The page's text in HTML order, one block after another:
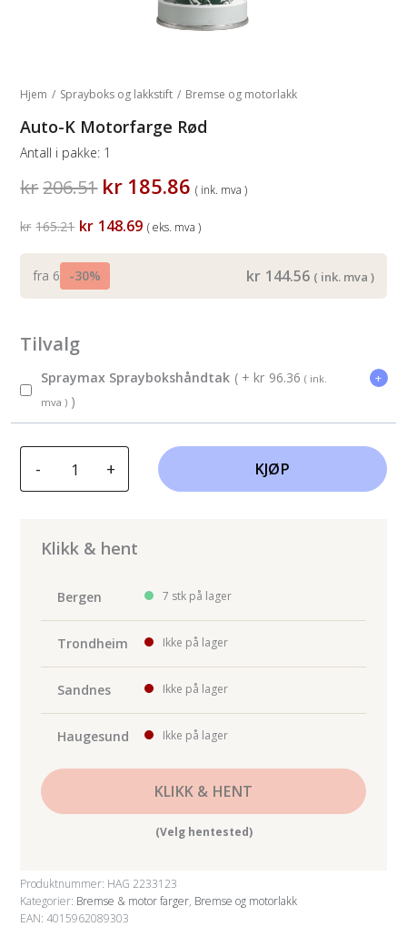
Hjem / Sprayboks og lakkstift / Bremse og motorlakk
Auto-K Motorfarge Rød
kr206.51 Opprinnelig
pris
var:
kr206.51.
kr 185.86 Nåværende
pris
er:
kr185.86.
( ink. mva )
fra 6 -30% kr 144.56 ( ink. mva )
Antall i pakke: 1
-
antall
+
Tilvalg
Spraymax Spraybokshåndtak ( + Opprinnelig
var:
kr107.08.
kr 96.36 Nåværende
er:
kr96.36.
( ink.
mva ) )
+
KJØP
Klikk & hent
Bergen 7 stk på lager
Trondheim Ikke på lager
Sandnes Ikke på lager
Haugesund Ikke på lager
KLIKK & HENT
(Velg hentested)
Produktnummer: HAG 2233123
Kategorier: Bremse & motor farger, Bremse og motorlakk
EAN: 4015962089303
kr 165.21 Opprinnelig
var:
kr165.21.
kr 148.69Nåværende
pris
er:
( eks. mva )